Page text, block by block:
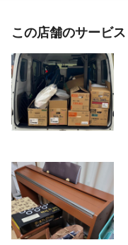
この店舗のサービス